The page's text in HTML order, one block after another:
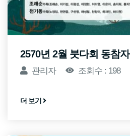
2570년 2월 붓다회 동참자
관리자 조회수 : 198
더 보기